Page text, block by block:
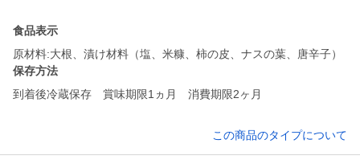
食品表示
原材料:大根、漬け材料（塩、米糠、柿の皮、ナスの葉、唐辛子）
保存方法
到着後冷蔵保存 賞味期限1ヵ月 消費期限2ヶ月
この商品のタイプについて